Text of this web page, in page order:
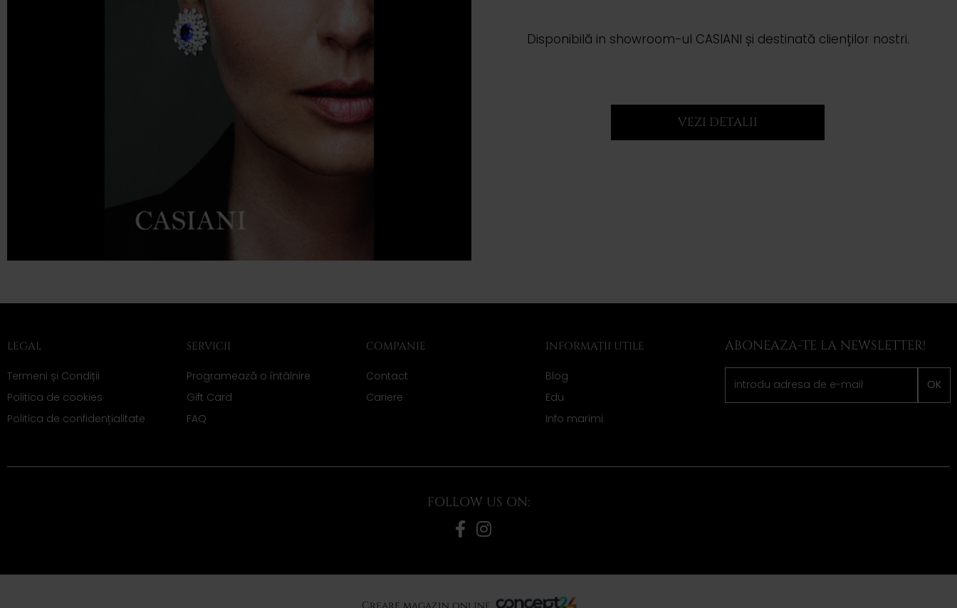
Disponibilă in showroom-ul CASIANI și destinată clienților nostri.
VEZI DETALII
LEGAL
Termeni și Condiții
Politica de cookies
Politica de confidențialitate
SERVICII
Programează o întâlnire
Gift Card
FAQ
COMPANIE
Contact
Cariere
INFORMAȚII UTILE
Blog
Edu
Info marimi
ABONEAZA-TE LA NEWSLETTER!
OK
FOLLOW US ON: